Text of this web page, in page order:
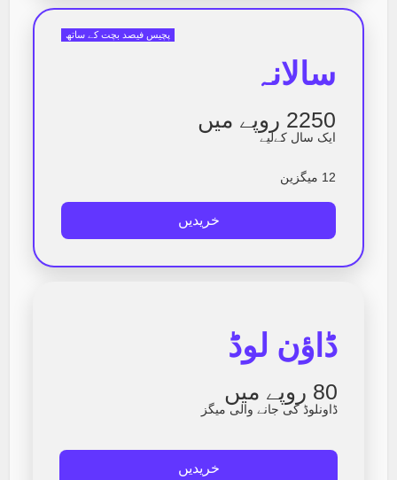
پچیس فیصد بچت کے ساتھ
سالانہ
2250 روپے میں
ایک سال کےلیے
12 میگزین
خریدیں
ڈاؤن لوڈ
80 روپے میں
ڈاونلوڈ کی جانے والی میگز
خریدیں